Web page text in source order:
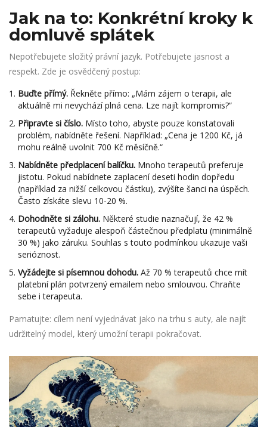
Jak na to: Konkrétní kroky k
domluvě splátek
Nepotřebujete složitý právní jazyk. Potřebujete jasnost a
respekt. Zde je osvědčený postup:
Buďte přímý. Řekněte přímo: „Mám zájem o terapii, ale
aktuálně mi nevychází plná cena. Lze najít kompromis?“
Připravte si číslo. Místo toho, abyste pouze konstatovali
problém, nabídněte řešení. Například: „Cena je 1200 Kč, já
mohu reálně uvolnit 700 Kč měsíčně.“
Nabídněte předplacení balíčku. Mnoho terapeutů preferuje
jistotu. Pokud nabídnete zaplacení deseti hodin dopředu
(například za nižší celkovou částku), zvýšíte šanci na úspěch.
Často získáte slevu 10-20 %.
Dohodněte si zálohu. Některé studie naznačují, že 42 %
terapeutů vyžaduje alespoň částečnou předplatu (minimálně
30 %) jako záruku. Souhlas s touto podmínkou ukazuje vaši
serióznost.
Vyžádejte si písemnou dohodu. Až 70 % terapeutů chce mít
platební plán potvrzený emailem nebo smlouvou. Chraňte
sebe i terapeuta.
Pamatujte: cílem není vyjednávat jako na trhu s auty, ale najít
udržitelný model, který umožní terapii pokračovat.